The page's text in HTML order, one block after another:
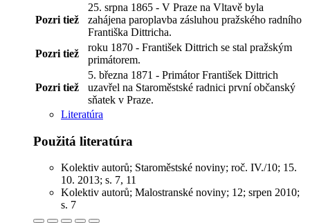
Pozri tiež
25. srpna 1865 - V Praze na Vltavě byla
zahájena paroplavba zásluhou pražského radního
Františka Dittricha.
Pozri tiež
roku 1870 - František Dittrich se stal pražským
primátorem.
Pozri tiež
5. března 1871 - Primátor František Dittrich
uzavřel na Staroměstské radnici první občanský
sňatek v Praze.
Literatúra
Použitá literatúra
Kolektiv autorů; Staroměstské noviny; roč. IV./10; 15.
10. 2013; s. 7, 11
Kolektiv autorů; Malostranské noviny; 12; srpen 2010;
s. 7